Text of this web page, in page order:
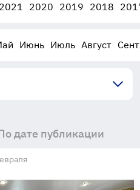
2021 2020 2019 2018
Июнь Июль Август
дате публикации